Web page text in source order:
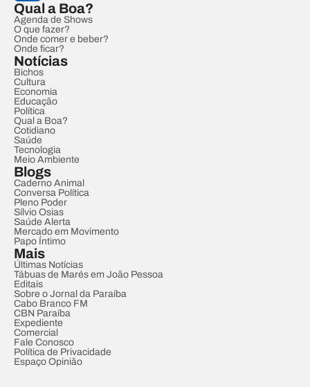
Qual a Boa?
Agenda de Shows
O que fazer?
Onde comer e beber?
Onde ficar?
Notícias
Bichos
Cultura
Economia
Educação
Política
Qual a Boa?
Cotidiano
Saúde
Tecnologia
Meio Ambiente
Blogs
Caderno Animal
Conversa Política
Pleno Poder
Sílvio Osias
Saúde Alerta
Mercado em Movimento
Papo Íntimo
Mais
Últimas Notícias
Tábuas de Marés em João Pessoa
Editais
Sobre o Jornal da Paraíba
Cabo Branco FM
CBN Paraíba
Expediente
Comercial
Fale Conosco
Política de Privacidade
Espaço Opinião